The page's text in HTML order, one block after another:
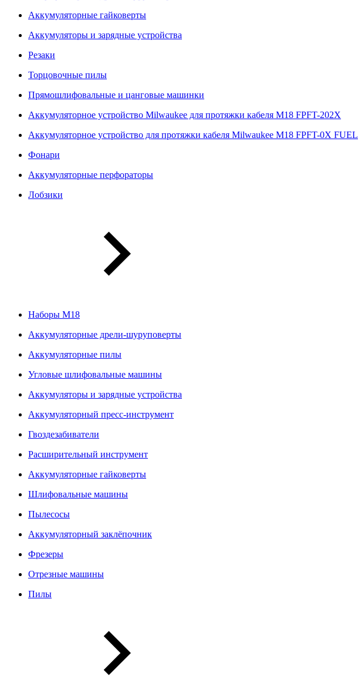
Аккумуляторные гайковерты
Аккумуляторы и зарядные устройства
Резаки
Торцовочные пилы
Прямошлифовальные и цанговые машинки
Аккумуляторное устройство Milwaukee для протяжки кабеля M18 FPFT-202X
Аккумуляторное устройство для протяжки кабеля Milwaukee M18 FPFT-0X FUEL
Фонари
Аккумуляторные перфораторы
Лобзики
Наборы М18
Аккумуляторные дрели-шуруповерты
Аккумуляторные пилы
Угловые шлифовальные машины
Аккумуляторы и зарядные устройства
Аккумуляторный пресс-инструмент
Гвоздезабиватели
Расширительный инструмент
Аккумуляторные гайковерты
Шлифовальные машины
Пылесосы
Аккумуляторный заклёпочник
Фрезеры
Отрезные машины
Пилы